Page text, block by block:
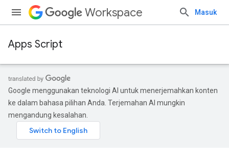
Workspace Masuk
Apps Script
Google menggunakan teknologi AI untuk menerjemahkan konten
ke dalam bahasa pilihan Anda. Terjemahan AI mungkin
mengandung kesalahan.